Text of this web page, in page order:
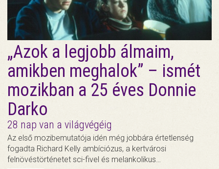
„Azok a legjobb álmaim,
amikben meghalok” – ismét
mozikban a 25 éves Donnie
Darko
28 nap van a világvégéig
Az első mozibemutatója idén még jobbára értetlenség
fogadta Richard Kelly ambíciózus, a kertvárosi
felnövéstörténetet sci-fivel és melankolikus…